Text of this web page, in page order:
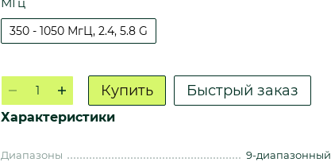
350 - 1050 МгЦ, 2.4, 5.8 G
Купить Быстрый заказ
Характеристики
Диапазоны 9-диапазонный